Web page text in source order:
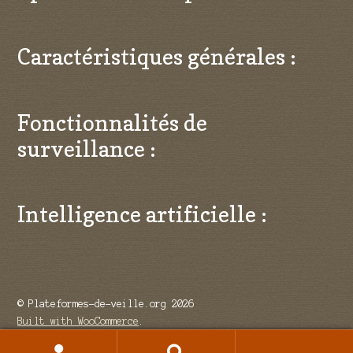
Caractéristiques générales :
Fonctionnalités de
surveillance :
Intelligence artificielle :
© Plateformes-de-veille.org 2026
Built with WooCommerce